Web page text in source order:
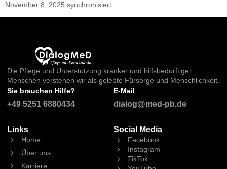
November 8, 2025 synchronisiert.
Die Pflege und Unterstützung kranker und hilfsbedürftiger
Menschen verstehen wir als gelebte Fürsorge und Menschlichkeit.
Sie brauchen Hilfe?
+49 5251 6880434
E-Mail
dialog@med-pb.de
Links
Home
Über uns
Karriere
Social Media
Facebook
Instagram
TikTok